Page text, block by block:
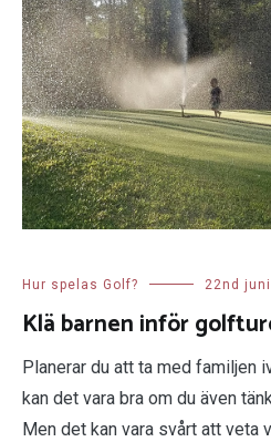
Hur spelas Golf? 22nd
Klä barnen inför
Planerar du att ta med familjen
kan det vara bra om du även
Men det kan vara svårt att veta